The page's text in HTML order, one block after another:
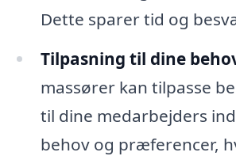
Dette sparer tid og
Tilpasning til dine
massører kan tilpasse
til dine medarbejders
behov og præferencer,